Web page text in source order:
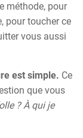
méthode, pour
pour toucher ce
vous aussi
est simple. Ce
que vous
? À qui je